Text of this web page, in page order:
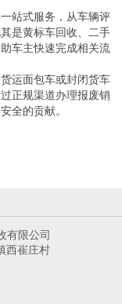
站式服务，从车辆评
是黄标车回收、二手
车主快速完成相关流
运面包车或封闭货车
正规渠道办理报废销
全的贡献。
有限公司
西崔庄村